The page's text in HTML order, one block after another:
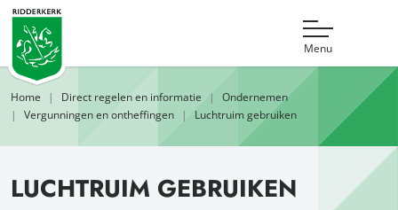
Menu
Home Direct regelen en informatie
Ondernemen
Vergunningen en ontheffingen
Luchtruim gebruiken
LUCHTRUIM GEBRUIKEN